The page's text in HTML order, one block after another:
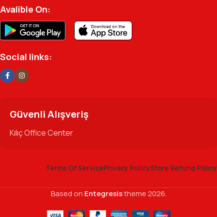
Avalible On:
Social links:
Güvenli Alışveriş
Kılıç Office Center
Terms Of ServicePrivacy PolicyStore Refund Policy
Based on Entegresistheme2026.